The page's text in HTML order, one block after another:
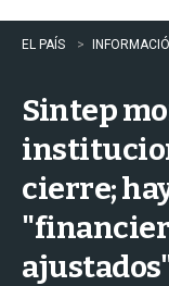
EL PAÍS
Sintep
cierre;